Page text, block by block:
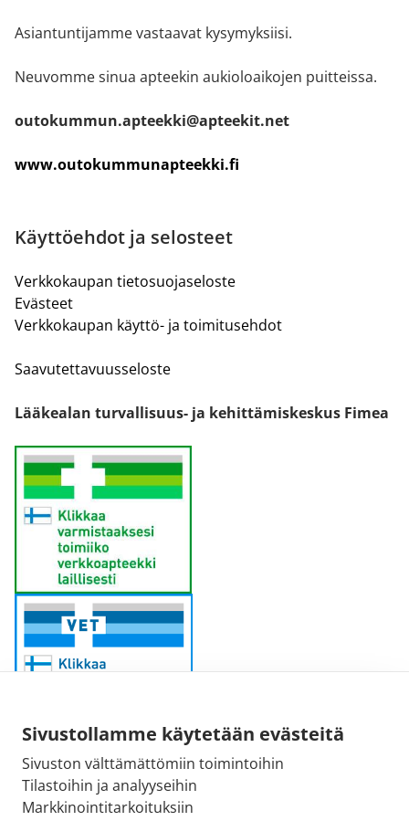
Sivustollamme käytetään evästeitä
Sivuston välttämättömiin toimintoihin
Tilastoihin ja analyyseihin
Markkinointitarkoituksiin
Asiantuntijamme vastaavat kysymyksiisi.
Neuvomme sinua apteekin aukioloaikojen puitteissa.
outokummun.apteekki@apteekit.net
www.outokummunapteekki.fi
Käyttöehdot ja selosteet
Verkkokaupan tietosuojaseloste
Evästeet
Verkkokaupan käyttö- ja toimitusehdot
Saavutettavuusseloste
Lääkealan turvallisuus- ja kehittämiskeskus Fimea
Sähköpostiosoite:
kirjaamo@fimea.fi